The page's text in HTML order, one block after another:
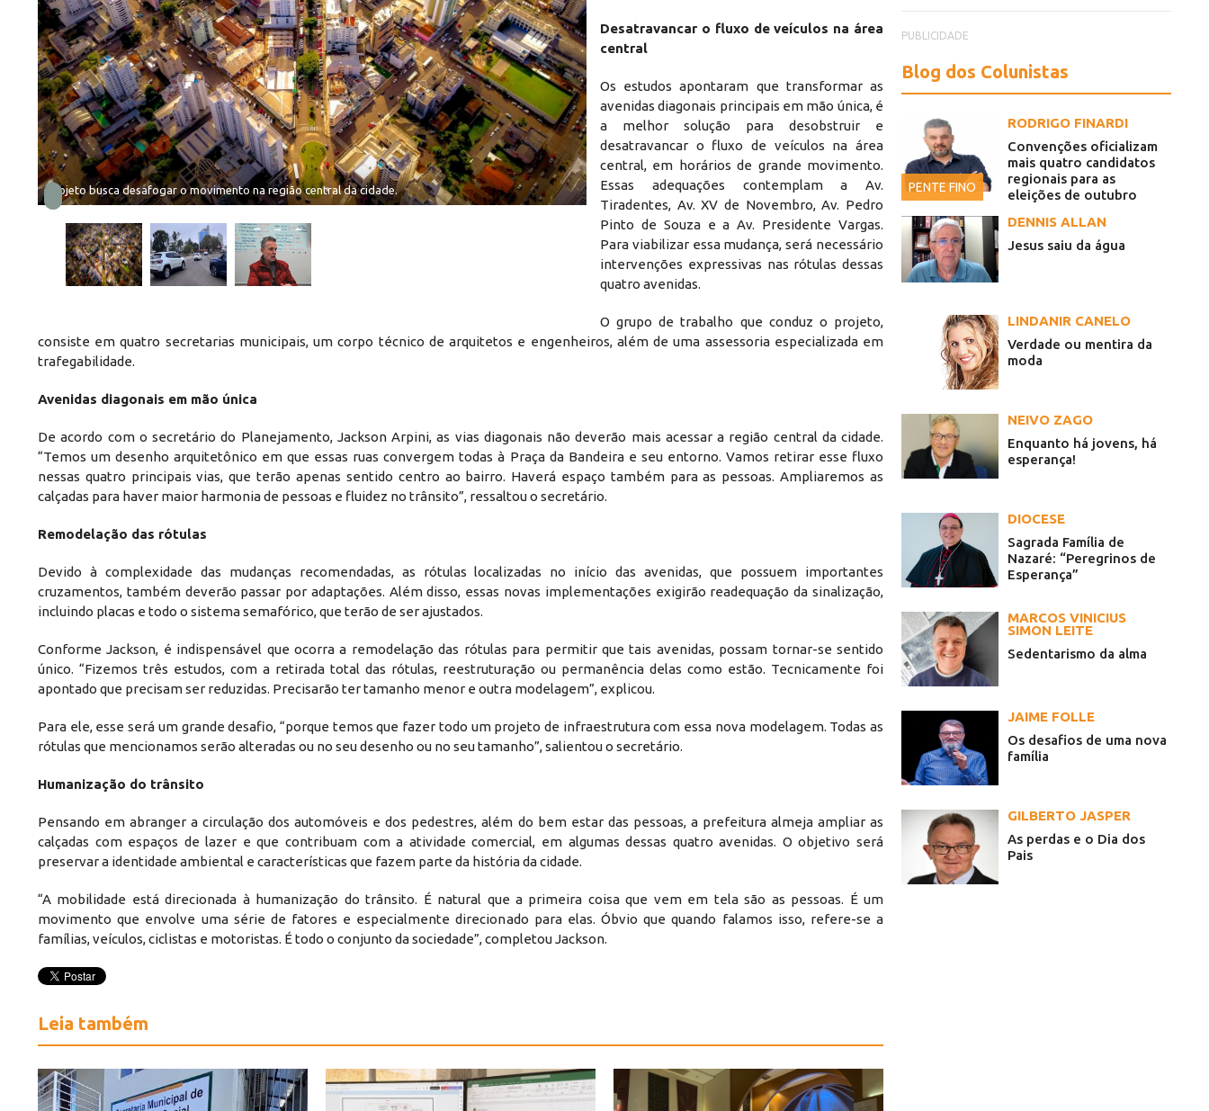
Projeto busca desafogar o movimento na região central da cidade. Projeto busca desafogar o movimento na região central da cidade.
Desatravancar o fluxo de veículos na área
central
Os estudos apontaram que transformar as
avenidas diagonais principais em mão única, é
a melhor solução para desobstruir e
desatravancar o fluxo de veículos na área
central, em horários de grande movimento.
Essas adequações contemplam a Av.
Tiradentes, Av. XV de Novembro, Av. Pedro
Pinto de Souza e a Av. Presidente Vargas.
Para viabilizar essa mudança, será necessário
intervenções expressivas nas rótulas dessas
quatro avenidas.
O grupo de trabalho que conduz o projeto,
consiste em quatro secretarias municipais, um corpo técnico de arquitetos e engenheiros, além de uma assessoria especializada em
trafegabilidade.
Avenidas diagonais em mão única
De acordo com o secretário do Planejamento, Jackson Arpini, as vias diagonais não deverão mais acessar a região central da cidade.
“Temos um desenho arquitetônico em que essas ruas convergem todas à Praça da Bandeira e seu entorno. Vamos retirar esse fluxo
nessas quatro principais vias, que terão apenas sentido centro ao bairro. Haverá espaço também para as pessoas. Ampliaremos as
calçadas para haver maior harmonia de pessoas e fluidez no trânsito”, ressaltou o secretário.
Remodelação das rótulas
Devido à complexidade das mudanças recomendadas, as rótulas localizadas no início das avenidas, que possuem importantes
cruzamentos, também deverão passar por adaptações. Além disso, essas novas implementações exigirão readequação da sinalização,
incluindo placas e todo o sistema semafórico, que terão de ser ajustados.
Conforme Jackson, é indispensável que ocorra a remodelação das rótulas para permitir que tais avenidas, possam tornar-se sentido
único. “Fizemos três estudos, com a retirada total das rótulas, reestruturação ou permanência delas como estão. Tecnicamente foi
apontado que precisam ser reduzidas. Precisarão ter tamanho menor e outra modelagem”, explicou.
Para ele, esse será um grande desafio, “porque temos que fazer todo um projeto de infraestrutura com essa nova modelagem. Todas as
rótulas que mencionamos serão alteradas ou no seu desenho ou no seu tamanho”, salientou o secretário.
Humanização do trânsito
Pensando em abranger a circulação dos automóveis e dos pedestres, além do bem estar das pessoas, a prefeitura almeja ampliar as
calçadas com espaços de lazer e que contribuam com a atividade comercial, em algumas dessas quatro avenidas. O objetivo será
preservar a identidade ambiental e características que fazem parte da história da cidade.
“A mobilidade está direcionada à humanização do trânsito. É natural que a primeira coisa que vem em tela são as pessoas. É um
movimento que envolve uma série de fatores e especialmente direcionado para elas. Óbvio que quando falamos isso, refere-se a
famílias, veículos, ciclistas e motoristas. É todo o conjunto da sociedade”, completou Jackson.
Leia também
PUBLICIDADE
Blog dos Colunistas
PENTE FINO
RODRIGO FINARDI
Convenções oficializam
mais quatro candidatos
regionais para as
eleições de outubro
DENNIS ALLAN
Jesus saiu da água
LINDANIR CANELO
Verdade ou mentira da
moda
NEIVO ZAGO
Enquanto há jovens, há
esperança!
DIOCESE
Sagrada Família de
Nazaré: “Peregrinos de
Esperança”
MARCOS VINICIUS
SIMON LEITE
Sedentarismo da alma
JAIME FOLLE
Os desafios de uma nova
família
GILBERTO JASPER
As perdas e o Dia dos
Pais